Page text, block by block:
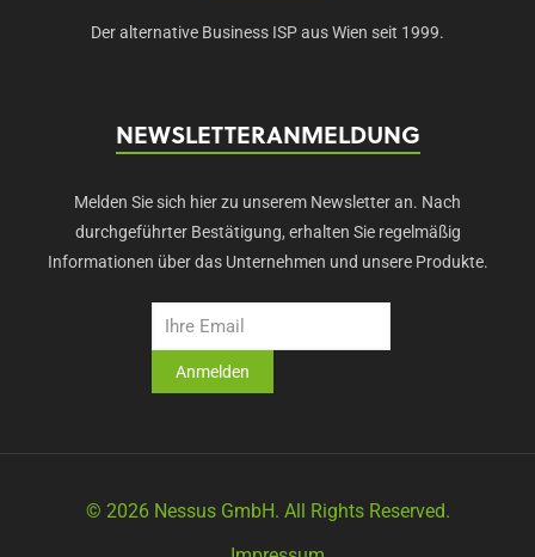
Der alternative Business ISP aus Wien seit 1999.
NEWSLETTERANMELDUNG
Melden Sie sich hier zu unserem Newsletter an. Nach
durchgeführter Bestätigung, erhalten Sie regelmäßig
Informationen über das Unternehmen und unsere Produkte.
© 2026 Nessus GmbH. All Rights Reserved.